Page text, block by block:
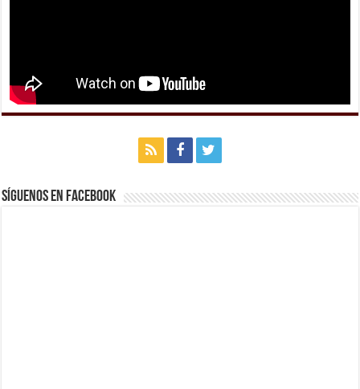
Síguenos en Facebook